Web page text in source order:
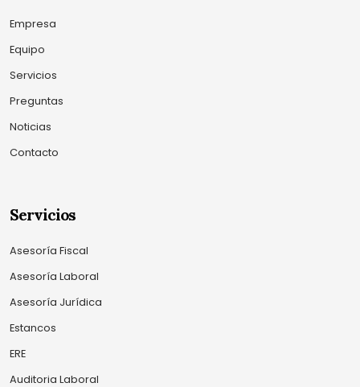
Empresa
Equipo
Servicios
Preguntas
Noticias
Contacto
Servicios
Asesoría Fiscal
Asesoría Laboral
Asesoría Jurídica
Estancos
ERE
Auditoria Laboral